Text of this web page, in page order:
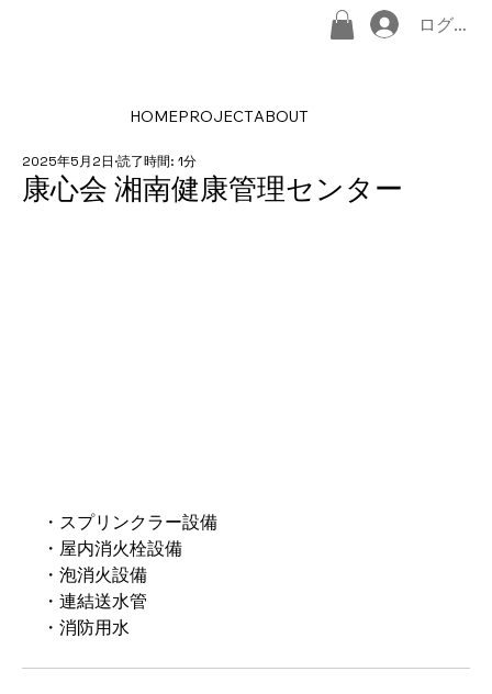
HOMEPROJECTABOUT
ログイン
康心会 湘南健康管理センター
2025年5月2日 読了時間: 1分
・スプリンクラー設備
・屋内消火栓設備
・泡消火設備
・連結送水管
・消防用水